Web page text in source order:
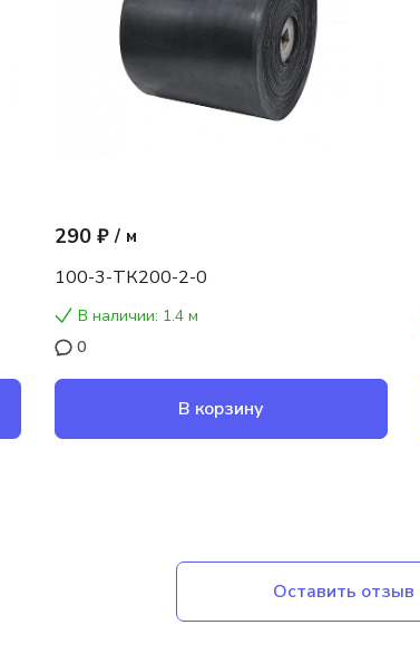
290 ₽ / м
100-3-ТК200-2-0
В наличии: 1.4 м
0
В корзину
Оставить отзыв